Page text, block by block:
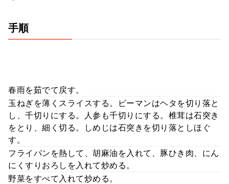
手順
春雨を茹でて戻す。
玉ねぎを薄くスライスする。ピーマンはヘタを切り落と
し、千切りにする。人参も千切りにする。椎茸は石突き
をとり、細く切る。しめじは石突きを切り落としほぐ
す。
フライパンを熱して、胡麻油を入れて、豚ひき肉、にん
にくすりおろしを入れて炒める。
野菜をすべて入れて炒める。